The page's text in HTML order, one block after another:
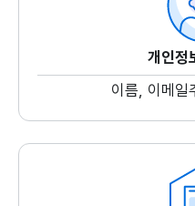
개인정
이름, 이메일